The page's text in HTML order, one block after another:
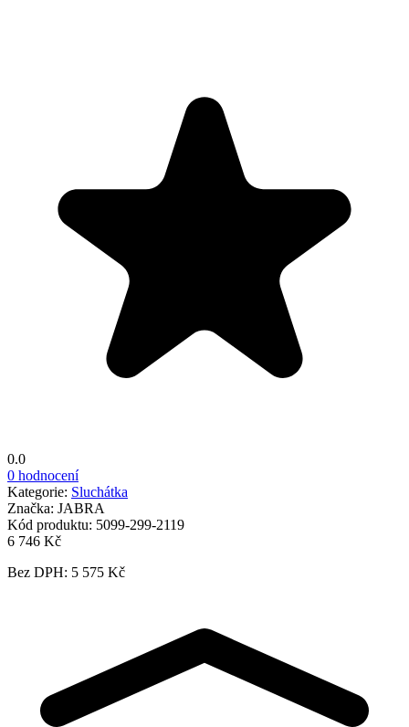
0.0
0 hodnocení
Kategorie: Sluchátka
Značka: JABRA
Kód produktu: 5099-299-2119
6 746 Kč
Bez DPH: 5 575 Kč